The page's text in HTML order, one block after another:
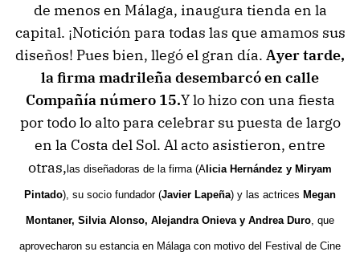
de menos en Málaga, inaugura tienda en la
capital. ¡Notición para todas las que amamos sus
diseños! Pues bien, llegó el gran día. Ayer tarde,
la firma madrileña desembarcó en calle
Compañía número 15.Y lo hizo con una fiesta
por todo lo alto para celebrar su puesta de largo
en la Costa del Sol. Al acto asistieron, entre
otras, las diseñadoras de la firma (A licia Hernández y Miryam
Pintado), su socio fundador (Javier Lapeña) y las actrices Megan
Montaner, Silvia Alonso, Alejandra Onieva y Andrea Duro, que
aprovecharon su estancia en Málaga con motivo del Festival de Cine